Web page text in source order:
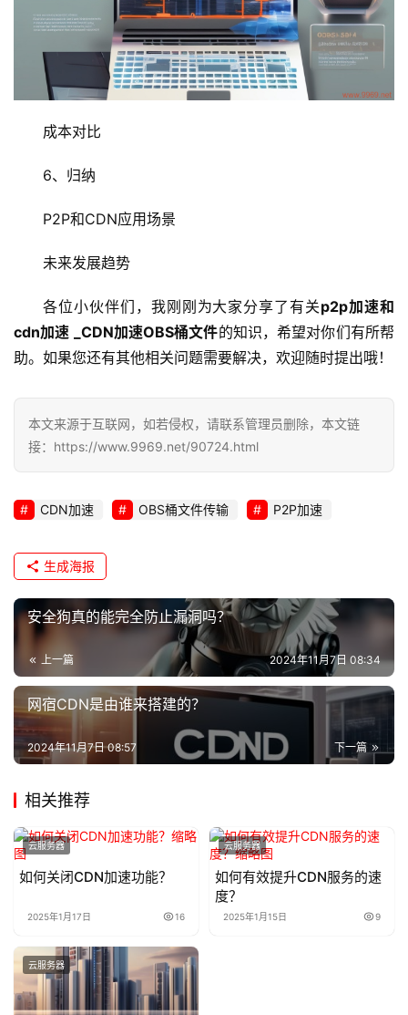
成本对比
6、归纳
P2P和CDN应用场景
未来发展趋势
各位小伙伴们，我刚刚为大家分享了有关p2p加速和
cdn加速 _CDN加速OBS桶文件的知识，希望对你们有所帮
助。如果您还有其他相关问题需要解决，欢迎随时提出哦！
本文来源于互联网，如若侵权，请联系管理员删除，本文链
接：https://www.9969.net/90724.html
CDN加速 OBS桶文件传输 P2P加速
生成海报
安全狗真的能完全防止漏洞吗？
上一篇 2024年11月7日 08:34
网宿CDN是由谁来搭建的？
下一篇
2024年11月7日 08:57
相关推荐
云服务器
如何关闭CDN加速功能？
2025年1月17日 16
云服务器
如何有效提升CDN服务的速
度？
2025年1月15日 9
云服务器